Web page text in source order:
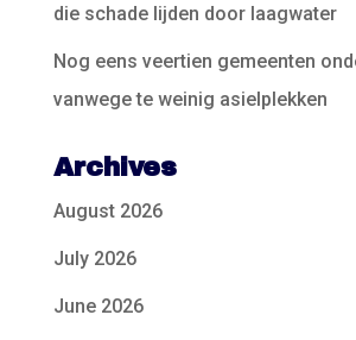
die schade lijden door laagwater
Nog eens veertien gemeenten
vanwege te weinig asielplekken
Archives
August 2026
July 2026
June 2026